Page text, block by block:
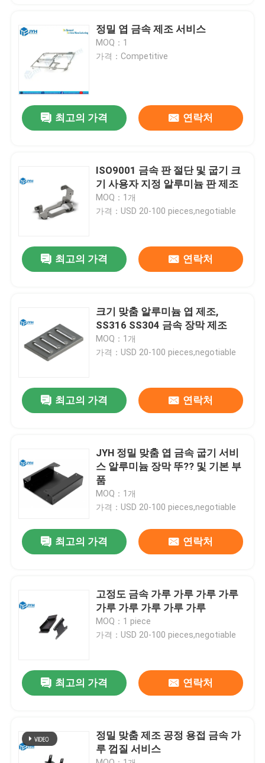
서비스
VR 전시회
우리에 대하여
품질 관리
뉴스
인용문을 요구하세요
정밀 엽 금속 제조 서비스
MOQ：1
가격：Competitive
최고의 가격 연락처
ISO9001 금속 판 절단 및 굽기 크
기 사용자 지정 알루미늄 판 제조
MOQ：1개
가격：USD 20-100 pieces,negotiable
최고의 가격 연락처
크기 맞춤 알루미늄 엽 제조,
SS316 SS304 금속 장막 제조
MOQ：1개
가격：USD 20-100 pieces,negotiable
최고의 가격 연락처
JYH 정밀 맞춤 엽 금속 굽기 서비
스 알루미늄 장막 뚜?? 및 기본 부
품
MOQ：1개
가격：USD 20-100 pieces,negotiable
최고의 가격 연락처
고정도 금속 가루 가루 가루 가루
가루 가루 가루 가루 가루
MOQ：1 piece
가격：USD 20-100 pieces,negotiable
최고의 가격 연락처
정밀 맞춤 제조 공정 용접 금속 가
루 껍질 서비스